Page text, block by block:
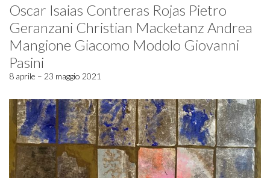
Oscar Isaias Contreras Rojas Pietro
Geranzani Christian Macketanz Andrea
Mangione Giacomo Modolo Giovanni
Pasini
8 aprile – 23 maggio 2021